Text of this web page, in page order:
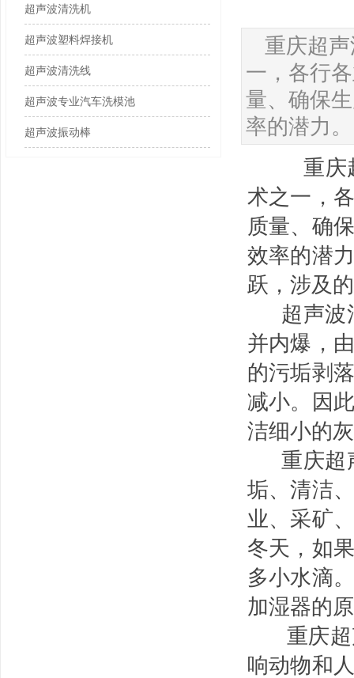
超声波清洗机
超声波塑料焊接机
超声波清洗线
超声波专业汽车洗模池
超声波振动棒
重庆超
一，各行
量、确保
率的潜力。
重庆
术之一，
质量、确
效率的潜
跃，涉及
超声波
并内爆，
的污垢剥
减小。因
洁细小的
重庆超
垢、清洁
业、采矿
冬天，如
多小水滴
加湿器的
重庆超
响动物和